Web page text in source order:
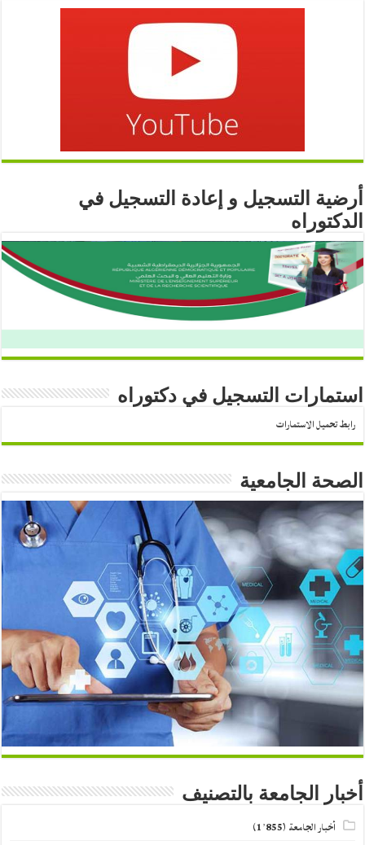
أرضية التسجيل و إعادة التسجيل في
الدكتوراه
استمارات التسجيل في دكتوراه
رابط تحميل الاستمارات
الصحة الجامعية
أخبار الجامعة بالتصنيف
أخبار الجامعة (1٬855)